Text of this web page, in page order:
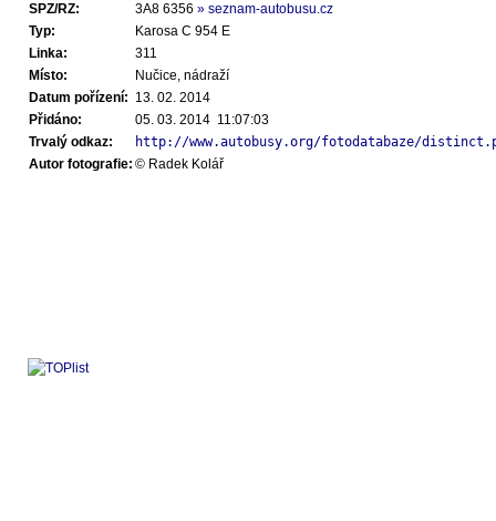
SPZ/RZ:
3A8 6356 » seznam-autobusu.cz
Typ:
Karosa C 954 E
Linka:
311
Místo:
Nučice, nádraží
Datum pořízení: 13. 02. 2014
Přidáno:
05. 03. 2014 11:07:03
Trvalý odkaz:
http://www.autobusy.org/fotodatabaze/
Autor fotografie: © Radek Kolář